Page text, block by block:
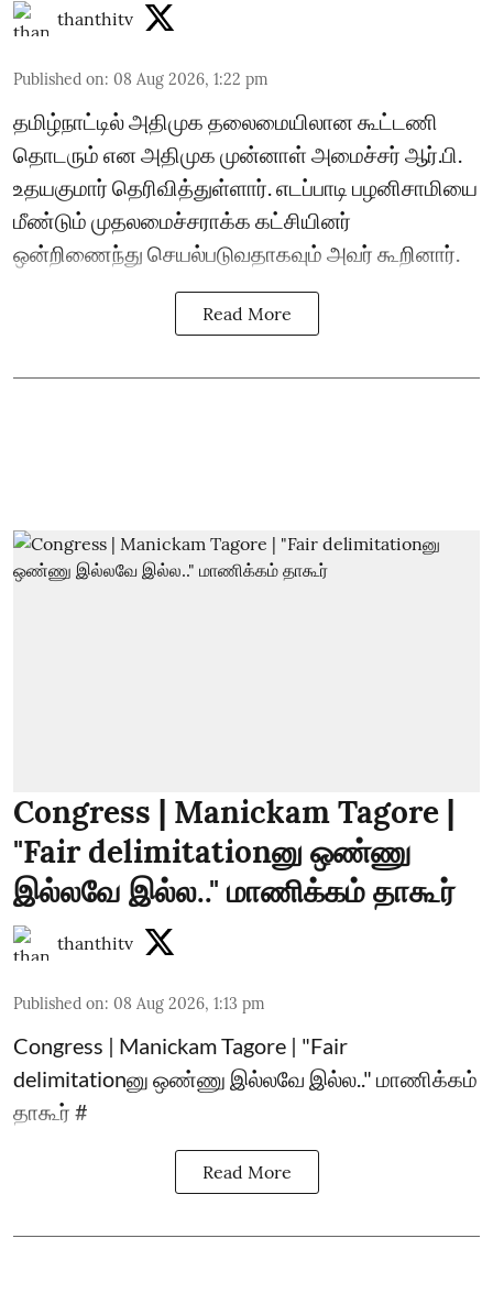
thanthitv
Published on: 08 Aug 2026, 1:22 pm
தமிழ்நாட்டில் அதிமுக தலைமையிலான கூட்டணி
தொடரும் என அதிமுக முன்னாள் அமைச்சர் ஆர்.பி.
உதயகுமார் தெரிவித்துள்ளார். எடப்பாடி பழனிசாமியை
மீண்டும் முதலமைச்சராக்க கட்சியினர்
ஒன்றிணைந்து செயல்படுவதாகவும் அவர் கூறினார்.
Read More
Congress | Manickam Tagore |
"Fair delimitationனு ஒண்ணு
இல்லவே இல்ல.." மாணிக்கம் தாகூர்
thanthitv
Published on: 08 Aug 2026, 1:13 pm
Congress | Manickam Tagore | "Fair
delimitationனு ஒண்ணு இல்லவே இல்ல.." மாணிக்கம்
தாகூர் #
Read More